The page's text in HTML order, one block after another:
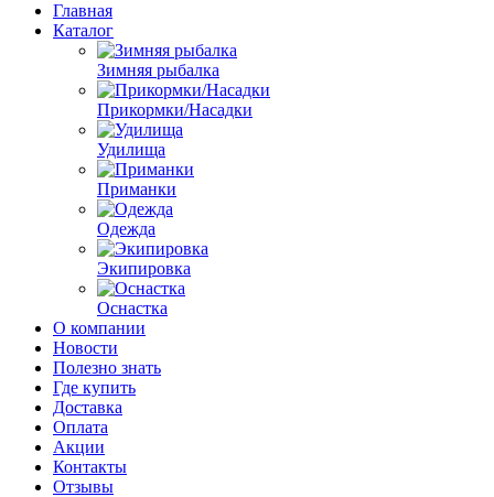
Главная
Каталог
Зимняя рыбалка
Прикормки/Насадки
Удилища
Приманки
Одежда
Экипировка
Оснастка
О компании
Новости
Полезно знать
Где купить
Доставка
Оплата
Акции
Контакты
Отзывы